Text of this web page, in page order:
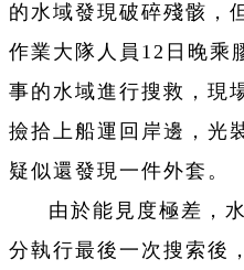
的水域發現破碎殘骸，
作業大隊人員12日晚乘
事的水域進行搜救，現
撿拾上船運回岸邊，光
疑似還發現一件外套。
由於能見度極差，
分執行最後一次搜索後